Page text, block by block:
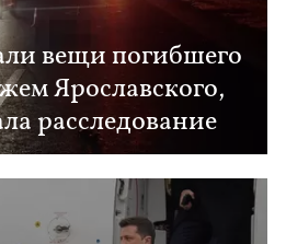
вещи погибшего
Ярославского,
расследование